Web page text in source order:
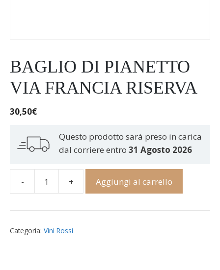
BAGLIO DI PIANETTO
VIA FRANCIA RISERVA
30,50€
Questo prodotto sarà preso in carica
dal corriere entro 31 Agosto 2026
-
Baglio
Pianetto
+ Aggiungi al carrello
Categoria: Vini Rossi